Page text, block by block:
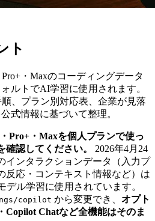
ト
Pro+・Maxのコーディングデータ
ルトでAI学習に使用されます。
、プラン別対応表、企業が見落
式情報に基づいて整理。
Pro+・Maxを個人プランで使っ
認してください。
2026年4月24
インタラクションデータ（入力プ
反応・コンテキスト情報など）は
デル学習に使用されています。
copilot から変更でき、 オプト
Copilot Chatなど全機能はそのま